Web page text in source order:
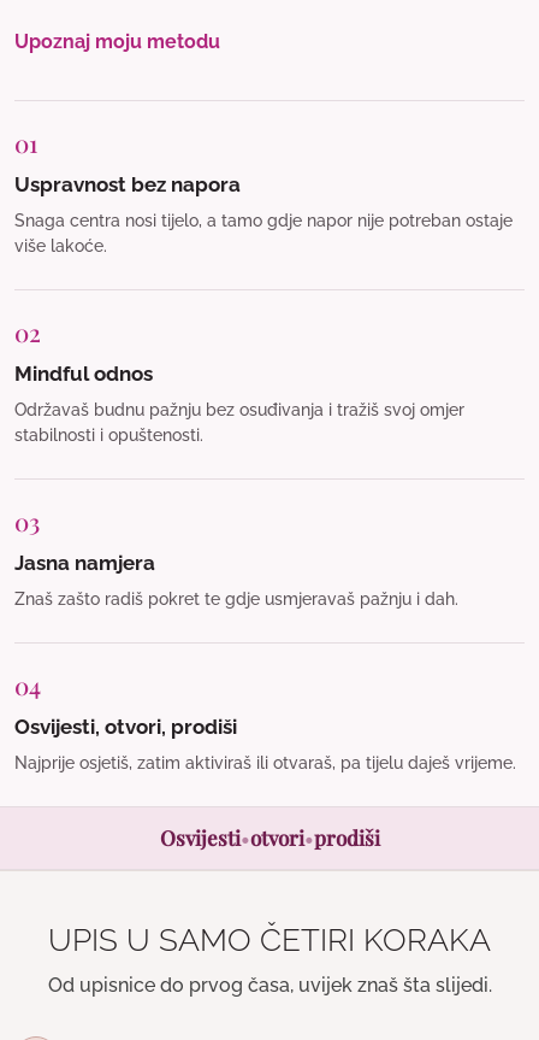
Upoznaj moju metodu
01
Uspravnost bez napora
Snaga centra nosi tijelo, a tamo gdje napor nije potreban ostaje
više lakoće.
02
Mindful odnos
Održavaš budnu pažnju bez osuđivanja i tražiš svoj omjer
stabilnosti i opuštenosti.
03
Jasna namjera
Znaš zašto radiš pokret te gdje usmjeravaš pažnju i dah.
04
Osvijesti, otvori, prodiši
Najprije osjetiš, zatim aktiviraš ili otvaraš, pa tijelu daješ vrijeme.
Osvijesti•otvori•prodiši
UPIS U SAMO ČETIRI KORAKA
Od upisnice do prvog časa, uvijek znaš šta slijedi.